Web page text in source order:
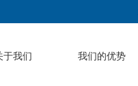
于我们 我们的优势